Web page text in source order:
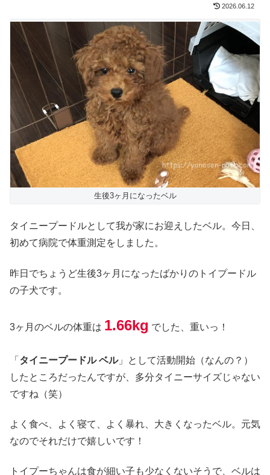
2026.06.12
生後3ヶ月になったベル
タイニープードルとして我が家にお迎えしたベル。今日、
初めて病院で体重測定をしました。
昨日でちょうど生後3ヶ月になったばかりのトイプードル
の子犬です。
3ヶ月のベルの体重は 1.66kg でした、重いっ！
「 タイニープードル ベル」として活動開始（なんの？）
したところだったんですが、多分タイニーサイズじゃない
ですね（笑）
よく食べ、よく寝て、よく暴れ、大きくなったベル。元気
なのでそれだけで嬉しいです！
トイプーちゃんは食が細い子も少なくないそうで、ベルは